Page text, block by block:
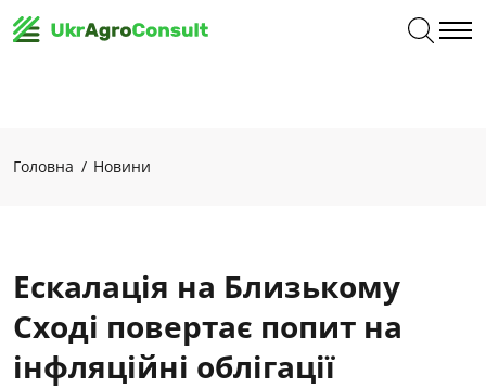
Головна Новини
Ескалація на Близькому
Сході повертає попит на
інфляційні облігації